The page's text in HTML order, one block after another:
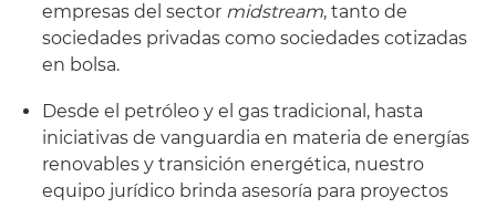
empresas del sector midstream, tanto de
sociedades privadas como sociedades cotizadas
en bolsa.
Desde el petróleo y el gas tradicional, hasta
iniciativas de vanguardia en materia de energías
renovables y transición energética, nuestro
equipo jurídico brinda asesoría para proyectos